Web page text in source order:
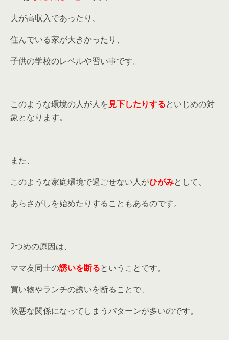
夫が高収入であったり、
住んでいる家が大きかったり、
子供の学校のレベルや習い事です。
このような環境の人が人を 見下したりするといじめの対
象となります。
また、
このような家庭環境で過ごせない人がひがみとして、
あらさがしを始めたりすることもあるのです。
2つめの原因は、
ママ友同士の誘いを断るということです。
買い物やランチの誘いを断ることで、
険悪な関係になってしまうパターンが多いのです。